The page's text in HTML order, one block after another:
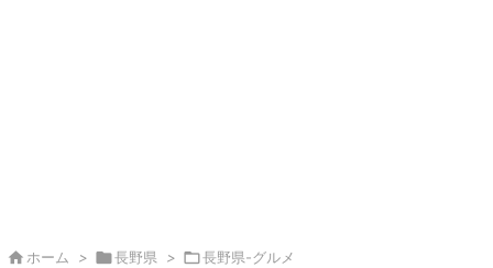
 ホーム > 長野県 > 長野県-グルメ